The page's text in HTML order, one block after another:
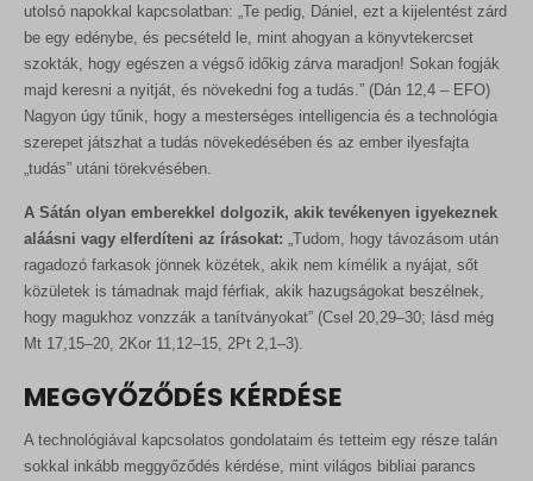
utolsó napokkal kapcsolatban: „Te pedig, Dániel, ezt a kijelentést zárd
be egy edénybe, és pecsételd le, mint ahogyan a könyvtekercset
szokták, hogy egészen a végső időkig zárva maradjon! Sokan fogják
majd keresni a nyitját, és növekedni fog a tudás.” (Dán 12,4 – EFO)
Nagyon úgy tűnik, hogy a mesterséges intelligencia és a technológia
szerepet játszhat a tudás növekedésében és az ember ilyesfajta
„tudás” utáni törekvésében.
A Sátán olyan emberekkel dolgozik, akik tevékenyen igyekeznek
aláásni vagy elferdíteni az írásokat: „Tudom, hogy távozásom után
ragadozó farkasok jönnek közétek, akik nem kímélik a nyájat, sőt
közületek is támadnak majd férfiak, akik hazugságokat beszélnek,
hogy magukhoz vonzzák a tanítványokat” (Csel 20,29–30; lásd még
Mt 17,15–20, 2Kor 11,12–15, 2Pt 2,1–3).
MEGGYŐZŐDÉS KÉRDÉSE
A technológiával kapcsolatos gondolataim és tetteim egy része talán
sokkal inkább meggyőződés kérdése, mint világos bibliai parancs